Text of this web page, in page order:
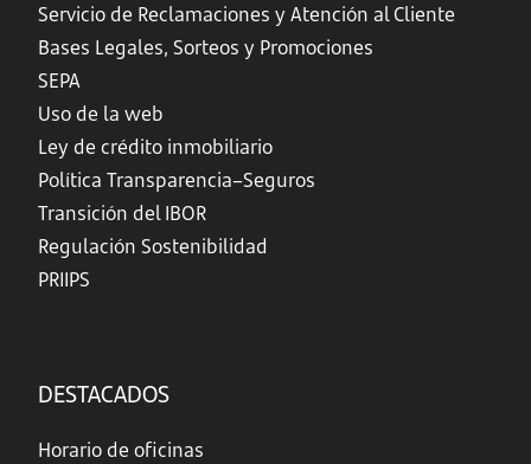
Servicio de Reclamaciones y Atención al Cliente
Bases Legales, Sorteos y Promociones
SEPA
Uso de la web
Ley de crédito inmobiliario
Política Transparencia–Seguros
Transición del IBOR
Regulación Sostenibilidad
PRIIPS
DESTACADOS
Horario de oficinas